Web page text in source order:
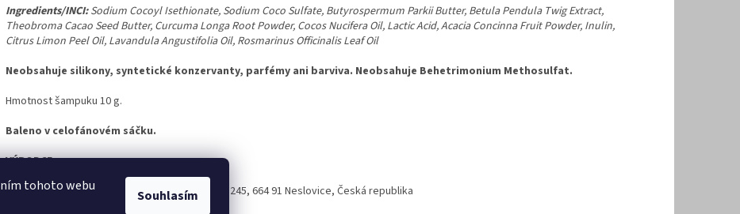
tohoto webu
Souhlasím
Ingredients/INCI:Sodium Cocoyl Isethionate, Sodium Coco Sulfate, Butyrospermum Parkii Butter, Betula Pendula Twig Extract,
Theobroma Cacao Seed Butter, Curcuma Longa Root Powder, Cocos Nucifera Oil, Lactic Acid, Acacia Concinna Fruit Powder, Inulin,
Citrus Limon Peel Oil, Lavandula Angustifolia Oil, Rosmarinus Officinalis Leaf Oil
Neobsahuje silikony, syntetické konzervanty, parfémy ani barviva. Neobsahuje Behetrimonium Methosulfat.
Hmotnost šampuku 10 g.
Baleno v celofánovém sáčku.
VÝROBCE
libebit, Mgr. Marie Mezníková, PhD., Žleb 245, 664 91 Neslovice, Česká republika